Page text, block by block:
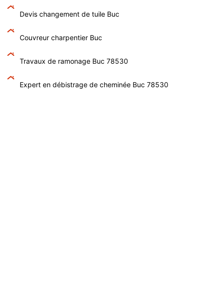
Devis changement de tuile Buc
Couvreur charpentier Buc
Travaux de ramonage Buc 78530
Expert en débistrage de cheminée Buc 78530